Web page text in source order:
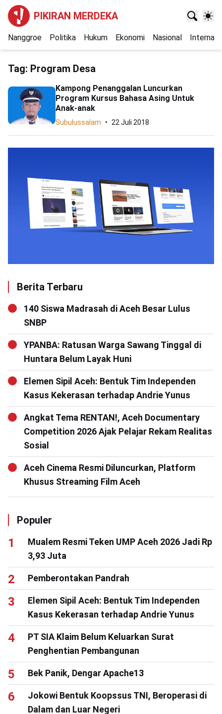
PIKIRAN MERDEKA
Nanggroe Politika Hukum Ekonomi Nasional
Tag: Program Desa
Kampong Penanggalan Luncurkan
Program Kursus Bahasa Asing Untuk
Anak-anak
Subulussalam 22 Juli 2018
Berita Terbaru
140 Siswa Madrasah di Aceh Besar Lulus
SNBP
YPANBA: Ratusan Warga Sawang Tinggal di
Huntara Belum Layak Huni
Elemen Sipil Aceh: Bentuk Tim Independen
Kasus Kekerasan terhadap Andrie Yunus
Angkat Tema RENTAN!, Aceh Documentary
Competition 2026 Ajak Pelajar Rekam Realitas
Sosial
Aceh Cinema Resmi Diluncurkan, Platform
Khusus Streaming Film Aceh
Populer
Mualem Resmi Teken UMP Aceh 2026 Jadi Rp
3,93 Juta
Pemberontakan Pandrah
Elemen Sipil Aceh: Bentuk Tim Independen
Kasus Kekerasan terhadap Andrie Yunus
PT SIA Klaim Belum Keluarkan Surat
Penghentian Pembangunan
Bek Panik, Dengar Apache13
Jokowi Bentuk Koopssus TNI, Beroperasi di
Dalam dan Luar Negeri